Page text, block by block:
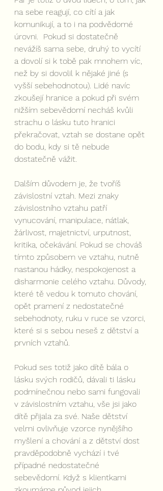
na sebe reagují, co cítí a jak
komunikují, a to i na podvědomé
úrovni.  Pokud si dostatečně
nevážíš sama sebe, druhý to vycítí
a dovolí si k tobě pak mnohem víc,
než by si dovolil k nějaké jiné (s
vyšší sebehodnotou). Lidé navíc
zkoušejí hranice a pokud při svém
nižším sebevědomí necháš kvůli
strachu o lásku tuto hranici
překračovat, vztah se dostane opět
do bodu, kdy si tě nebude
dostatečně vážit.
Dalším důvodem je, že tvoříš
závislostní vztah. Mezi znaky
závislostního vztahu patří
vynucování, manipulace, nátlak,
žárlivost, majetnictví, urputnost,
kritika, očekávání. Pokud se chováš
tímto způsobem ve vztahu, nutně
nastanou hádky, nespokojenost a
disharmonie celého vztahu. Důvody,
které tě vedou k tomuto chování,
opět pramení z nedostatečné
sebehodnoty, ruku v ruce se vzorci,
které si s sebou neseš z dětství a
prvních vztahů.
Pokud ses totiž jako dítě bála o
lásku svých rodičů, dávali ti lásku
podmínečnou nebo sami fungovali
v závislostním vztahu, vše jsi jako
dítě přijala za své. Naše dětství
velmi ovlivňuje vzorce nynějšího
myšlení a chování a z dětství dost
pravděpodobně vychází i tvé
případné nedostatečné
sebevědomí. Když s klientkami